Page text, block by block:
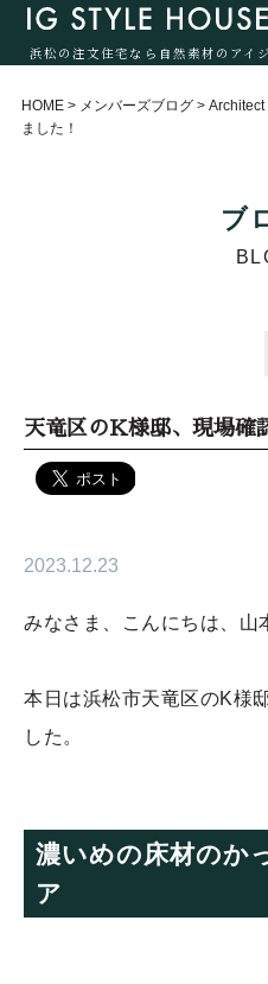
浜松の注文住宅なら自然素材のアイ
HOME > メンバーズブログ > Architect
ました！
ブ
天竜区のK様邸、現場確
2023.12.23
みなさま、こんにちは、山
本日は浜松市天竜区のK様
した。
濃いめの床材のか
ア